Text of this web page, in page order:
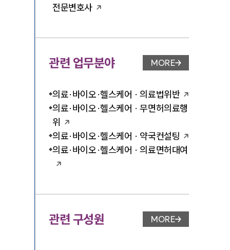
전문변호사
관련 업무분야 업무분야 페이지 이
MORE
의료·바이오·헬스케어 · 의료법위반
의료·바이오·헬스케어 · 무면허의료행
위
의료·바이오·헬스케어 · 약국컨설팅
의료·바이오·헬스케어 · 의료면허대여
관련 구성원 변호사 페이지 이동
MORE